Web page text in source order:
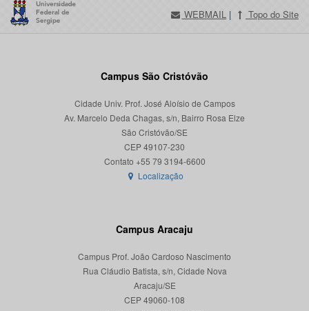
WEBMAIL | Topo do Site
Campus São Cristóvão
Cidade Univ. Prof. José Aloísio de Campos
Av. Marcelo Deda Chagas, s/n, Bairro Rosa Elze
São Cristóvão/SE
CEP 49107-230
Localização
Campus Aracaju
Campus Prof. João Cardoso Nascimento
Rua Cláudio Batista, s/n, Cidade Nova
Aracaju/SE
CEP 49060-108